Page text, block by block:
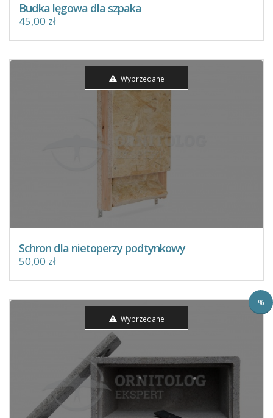
Budka lęgowa dla szpaka
45,00 zł
Wyprzedane
Schron dla nietoperzy podtynkowy
50,00 zł
%
Wyprzedane